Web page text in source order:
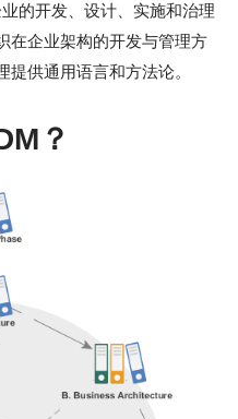
的开发、设计、实施和治理
在企业架构的开发与管理方
供通用语言和方法论。
？